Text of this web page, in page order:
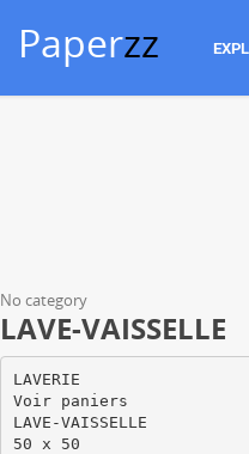
Paperzz
No category
LAVE-VAISSELLE
LAVERIE
Voir paniers
LAVE-VAISSELLE
50 x 50